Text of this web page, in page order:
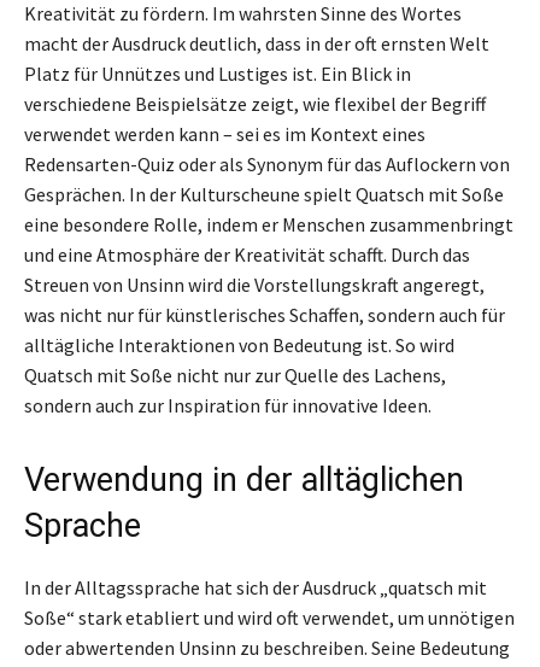
Kreativität zu fördern. Im wahrsten Sinne des Wortes
macht der Ausdruck deutlich, dass in der oft ernsten Welt
Platz für Unnützes und Lustiges ist. Ein Blick in
verschiedene Beispielsätze zeigt, wie flexibel der Begriff
verwendet werden kann – sei es im Kontext eines
Redensarten-Quiz oder als Synonym für das Auflockern von
Gesprächen. In der Kulturscheune spielt Quatsch mit Soße
eine besondere Rolle, indem er Menschen zusammenbringt
und eine Atmosphäre der Kreativität schafft. Durch das
Streuen von Unsinn wird die Vorstellungskraft angeregt,
was nicht nur für künstlerisches Schaffen, sondern auch für
alltägliche Interaktionen von Bedeutung ist. So wird
Quatsch mit Soße nicht nur zur Quelle des Lachens,
sondern auch zur Inspiration für innovative Ideen.
Verwendung in der alltäglichen
Sprache
In der Alltagssprache hat sich der Ausdruck „quatsch mit
Soße“ stark etabliert und wird oft verwendet, um unnötigen
oder abwertenden Unsinn zu beschreiben. Seine Bedeutung